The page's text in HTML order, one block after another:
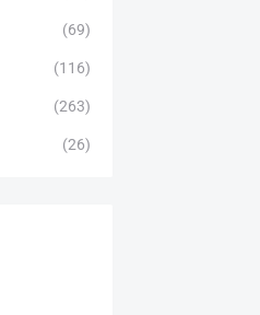
(69)
(116)
(263)
(26)